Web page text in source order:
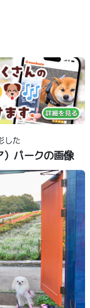
した
パークの画像